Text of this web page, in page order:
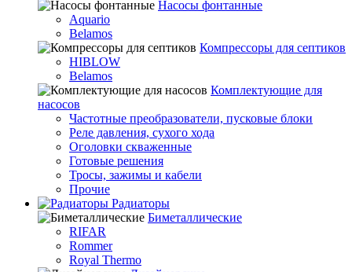
Насосы фонтанные
Aquario
Belamos
Компрессоры для септиков
HIBLOW
Belamos
Комплектующие для
насосов
Частотные преобразователи, пусковые блоки
Реле давления, сухого хода
Оголовки скваженные
Готовые решения
Тросы, зажимы и кабели
Прочие
Радиаторы
Биметаллические
RIFAR
Rommer
Royal Thermo